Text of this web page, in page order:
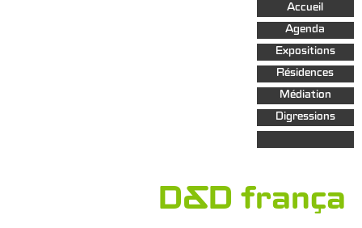
Aller au
contenu
principal
Accueil
Agenda
Expositions
Résidences
Médiation
Digressions
D&D frança